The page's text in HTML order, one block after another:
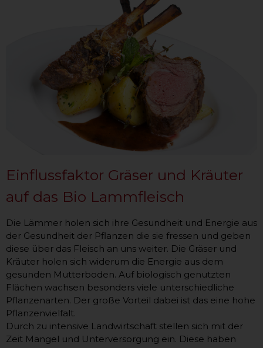
Einflussfaktor Gräser und Kräuter
auf das Bio Lammfleisch
Die Lämmer holen sich ihre Gesundheit und Energie aus
der Gesundheit der Pflanzen die sie fressen und geben
diese über das Fleisch an uns weiter. Die Gräser und
Kräuter holen sich widerum die Energie aus dem
gesunden Mutterboden. Auf biologisch genutzten
Flächen wachsen besonders viele unterschiedliche
Pflanzenarten. Der große Vorteil dabei ist das eine hohe
Pflanzenvielfalt.
Durch zu intensive Landwirtschaft stellen sich mit der
Zeit Mangel und Unterversorgung ein. Diese haben